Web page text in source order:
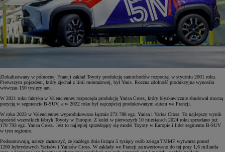
Zlokalizowany w północnej Francji zakład Toyoty produkcję samochodów rozpoczął w styczniu 2001 roku.
Pierwszym pojazdem, który zjechał z linii montażowej, był Yaris. Roczna zdolność produkcyjna wynosiła
wówczas 150 tysięcy aut.
W 2021 roku fabryka w Valenciennes rozpoczęła produkcję Yarisa Cross, który błyskawicznie zbudował mocną
pozycję w segmencie B-SUV, a w 2022 roku był najczęściej produkowanym autem we Francji.
W roku 2023 w Valenciennes wyprodukowano łącznie 273 788 egz. Yarisa i Yarisa Cross. To najlepszy wynik
spośród wszystkich fabryk Toyoty w Europie. Z kolei w pierwszych 10 miesiącach 2024 roku sprzedano już
170 793 egz. Yarisa Cross. Jest to najlepiej sprzedający się model Toyoty w Europie i lider segmentu B-SUV
w tym regionie.
Podsumowują, należy zaznaczyć, że każdego dnia licząca 5 tysięcy osób załoga TMMF wytwarza ponad
1200 hybrydowych Yarisów i Yarisów Cross. W zakłady we Francji zainwestowano do tej pory 1,6 miliarda